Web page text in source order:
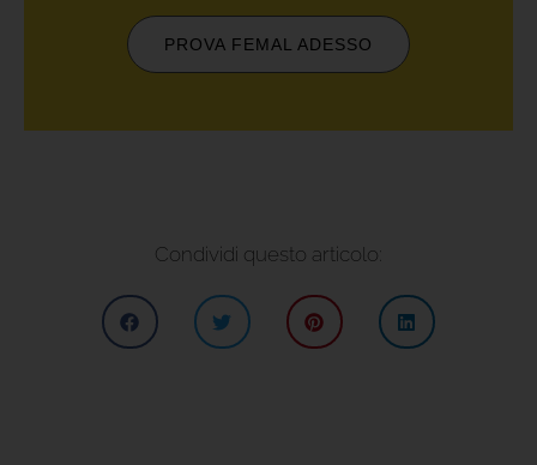
PROVA FEMAL ADESSO
Condividi questo articolo: